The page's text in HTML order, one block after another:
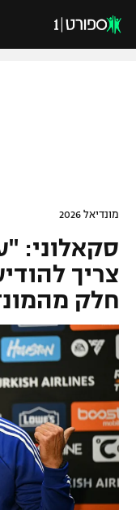
VOD
רץ ברשת
גביע הטוטו
ליגיונרים
גביע המדינה
נבחרת ישראל
מכבי חיפה
בית"ר ירושלים
מכבי תל אביב
ליגת האלופות
ליגה אירופית
ליגה אנגלית
ליגה גרמנית
ליגה ספרדית
ליגה איטלקית
ליגה צרפתית
כדורסל ישראלי
ליגת ווינר סל
ליגה לאומית
כדורסל נשים
מכבי תל אביב
הפועל חולון
הפועל ירושלים
כדורסל עולמי
NBA
יורוקאפ
ענפים נוספים
טניס
כדוריד
כדורעף
מונדיאל 2026
סקאלוני:
צריך
חלק